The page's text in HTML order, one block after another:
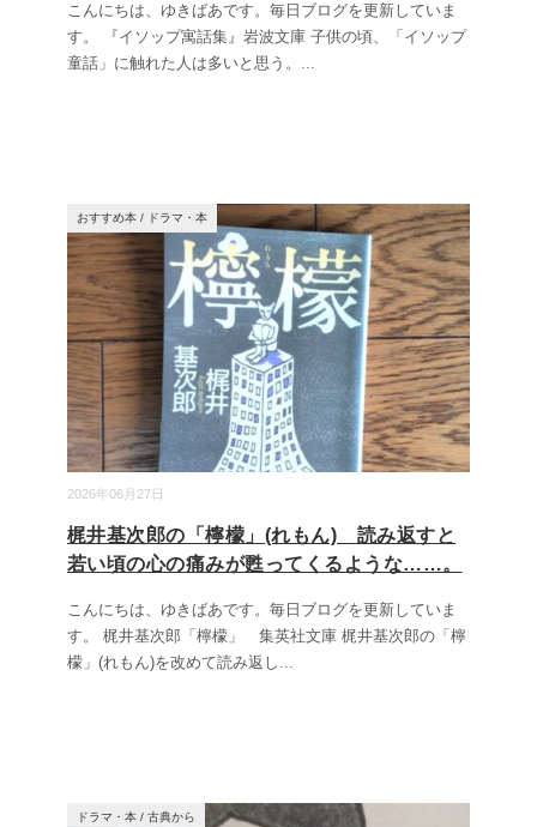
こんにちは、ゆきばあです。毎日ブログを更新していま
す。 『イソップ寓話集』岩波文庫 子供の頃、「イソップ
童話」に触れた人は多いと思う。 ...
2026年06月27日
おすすめ本 / ドラマ・本
梶井基次郎の「檸檬」(れもん) 読み返すと
若い頃の心の痛みが甦ってくるような……。
こんにちは、ゆきばあです。毎日ブログを更新していま
す。 梶井基次郎「檸檬」 集英社文庫 梶井基次郎の「檸
檬」(れもん)を改めて読み返し ...
ドラマ・本 / 古典から